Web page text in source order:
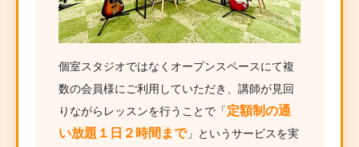
個室スタジオではなくオープンスペースにて複
数の会員様にご利用していただき、講師が見回
りながらレッスンを行うことで「定額制の通
い放題１日２時間まで」というサービスを実